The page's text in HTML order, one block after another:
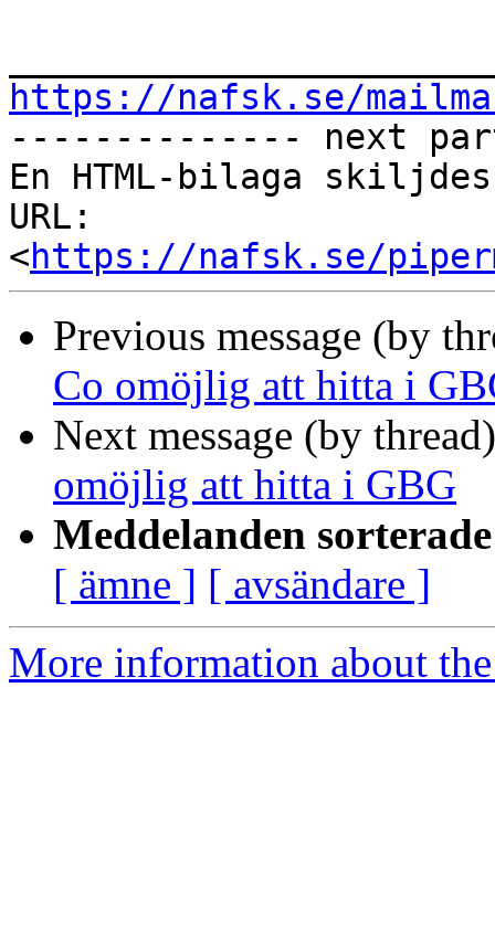
https://nafsk.se/
-------------- next
En HTML-bilaga
URL:
<https://nafsk.se/
Previous message (by
Co omöjlig att hitta i
Next message (by
omöjlig att hitta i GBG
Meddelanden
[ ämne ] [ avsändare ]
More information about